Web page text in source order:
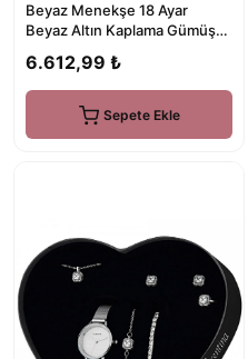
Beyaz Menekşe 18 Ayar
Beyaz Altın Kaplama Gümüş
6.612,99 ₺
Sepete Ekle